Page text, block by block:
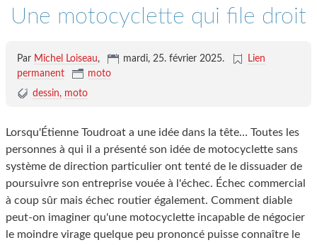
Page de liens
le blog des origines
Une motocyclette qui file droit
Par Michel Loiseau, mardi, 25. février 2025.
Lien
permanent
moto
dessin
moto
Lorsqu'Étienne Toudroat a une idée dans la tête… Toutes les
personnes à qui il a présenté son idée de motocyclette sans
système de direction particulier ont tenté de le dissuader de
poursuivre son entreprise vouée à l'échec. Échec commercial
à coup sûr mais échec routier également. Comment diable
peut-on imaginer qu'une motocyclette incapable de négocier
le moindre virage quelque peu prononcé puisse connaître le